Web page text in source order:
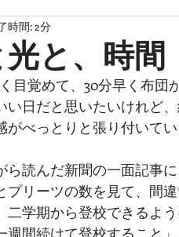
と、時間
時間: 2分
目覚めて、30分早く布団
い日だと思いたいけれど
べっとりと張り付いてい
ら読んだ新聞の一面記事
プリーツの数を見て、間
二学期から登校できるよ
週間続けて登校すること」